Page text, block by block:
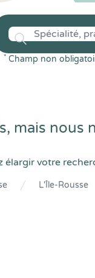
* Champ non
mais nous
élargir votre
L'Île-Rousse